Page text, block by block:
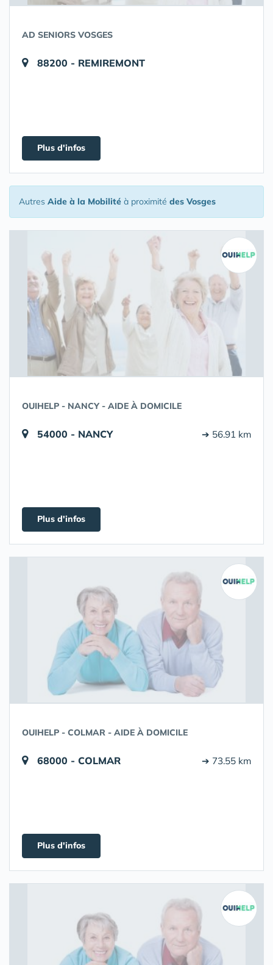
AD SENIORS VOSGES
88200 - REMIREMONT
Plus d'infos
Autres Aide à la Mobilité à proximité des Vosges
OUIHELP - NANCY - AIDE À DOMICILE
54000 - NANCY ➔ 56.91 km
Plus d'infos
OUIHELP - COLMAR - AIDE À DOMICILE
68000 - COLMAR ➔ 73.55 km
Plus d'infos